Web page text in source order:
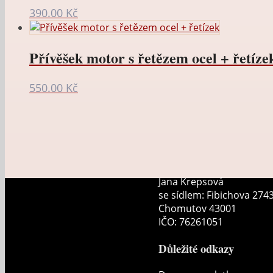
390.00 Kč
Přívěšek motor s řetězem ocel +
550.00 Kč
Jana Krepsová
se sídlem: Fibichova
Chomutov 43001
IČO: 76261051
Důležité odkazy